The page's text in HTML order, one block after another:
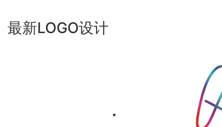
最新LOGO设计